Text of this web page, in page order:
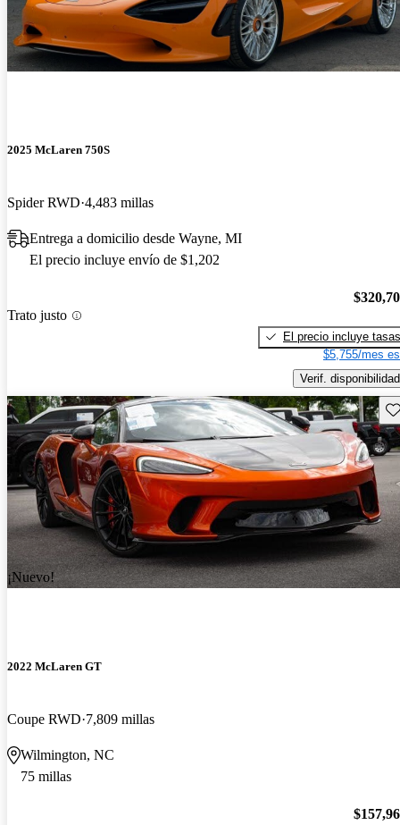
2025 McLaren 750S
Spider RWD 4,483 millas
Entrega a domicilio desde Wayne, MI
El precio incluye envío de $1,202
Trato justo
El precio incluye tasas
$5,755/mes
Verif. disponibilidad
¡Nuevo!
2022 McLaren GT
Coupe RWD 7,809 millas
Wilmington, NC
75 millas